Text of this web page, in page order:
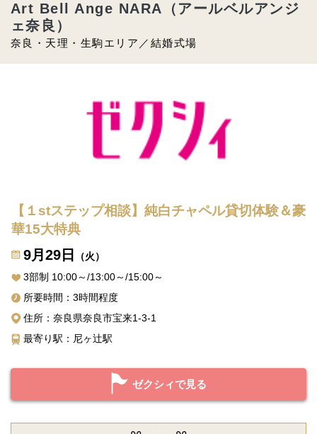
奈良・天理・生駒エリア／結婚式場
Art Bell Ange NARA（アールベルアンジ
ェ奈良）
【１stステップ相談】純白チャペル貸切体験＆豪
華15大特典
9月29日
（火）
3部制 10:00～/13:00～/15:00～
所要時間：3時間程度
住所：奈良県奈良市宝来1-3-1
最寄り駅：尼ヶ辻駅
ゼクシィで見る